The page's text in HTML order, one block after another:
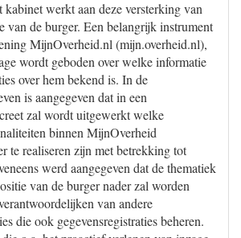
kabinet werkt aan deze versterking van
van de burger. Een belangrijk instrument
MijnOverheid.nl (mijn.overheid.nl),
wordt geboden over welke informatie
over hem bekend is. In de
is aangegeven dat in een
zal wordt uitgewerkt welke
binnen MijnOverheid
te realiseren zijn met betrekking tot
werd aangegeven dat de thematiek
van de burger nader zal worden
van andere
die ook gegevensregistraties beheren.